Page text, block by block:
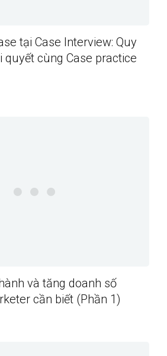
tại Case Interview: Quy
quyết cùng Case practice
và tăng doanh số
cần biết (Phần 1)